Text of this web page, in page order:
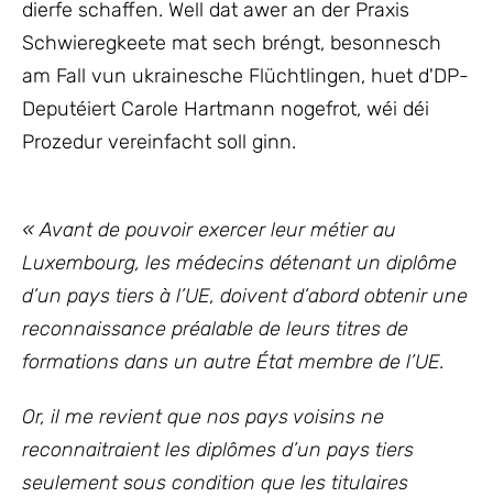
dierfe schaffen. Well dat awer an der Praxis
Schwieregkeete mat sech bréngt, besonnesch
am Fall vun ukrainesche Flüchtlingen, huet d'DP-
Deputéiert Carole Hartmann nogefrot, wéi déi
Prozedur vereinfacht soll ginn.
« Avant de pouvoir exercer leur métier au
Luxembourg, les médecins détenant un diplôme
d’un pays tiers à l’UE, doivent d’abordobtenir une
reconnaissance préalable de leurs titres de
formations dans un autre État membre de l’UE.
Or, il me revient que nos pays voisins ne
reconnaitraient les diplômes d’un pays tiers
seulement sous condition que les titulaires